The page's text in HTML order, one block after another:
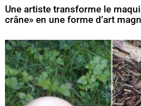
Une artiste transforme le
crâne» en une forme d’art